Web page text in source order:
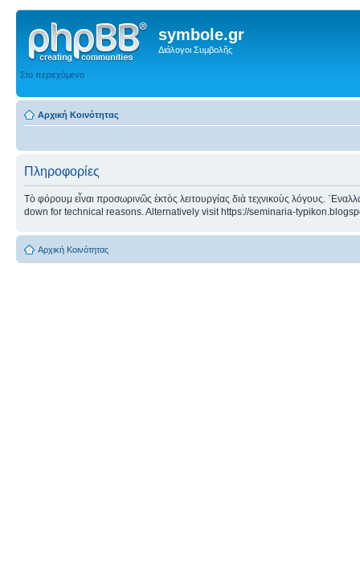
symbole.gr
Διάλογοι Συμβολῆς
Στο περιεχόμενο
Αρχική Κοινότητας
Πληροφορίες
Τὸ φόρουμ εἶναι προσωρινῶς ἐκτὸς λειτουργίας διὰ τεχνικοὺς λόγους.
down for technical reasons. Alternatively visit https://seminaria-
Αρχική Κοινότητας